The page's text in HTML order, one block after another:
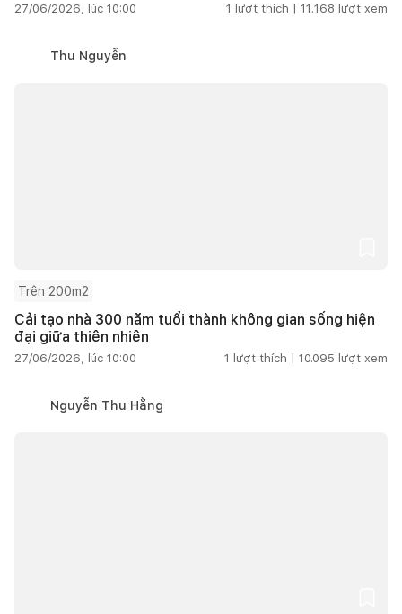
27/06/2026, lúc 10:00 1 lượt thích | 11.168 lượt xem
Thu Nguyễn
Trên 200m2
Cải tạo nhà 300 năm tuổi thành không gian sống hiện
đại giữa thiên nhiên
27/06/2026, lúc 10:00 1 lượt thích | 10.095 lượt xem
Nguyễn Thu Hằng